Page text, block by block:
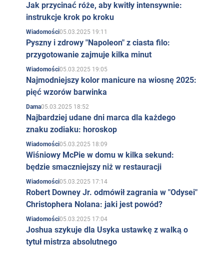
Jak przycinać róże, aby kwitły intensywnie:
instrukcje krok po kroku
Wiadomości05.03.2025 19:11
Pyszny i zdrowy "Napoleon" z ciasta filo:
przygotowanie zajmuje kilka minut
Wiadomości05.03.2025 19:05
Najmodniejszy kolor manicure na wiosnę 2025:
pięć wzorów barwinka
Dama05.03.2025 18:52
Najbardziej udane dni marca dla każdego
znaku zodiaku: horoskop
Wiadomości05.03.2025 18:09
Wiśniowy McPie w domu w kilka sekund:
będzie smaczniejszy niż w restauracji
Wiadomości05.03.2025 17:14
Robert Downey Jr. odmówił zagrania w "Odysei"
Christophera Nolana: jaki jest powód?
Wiadomości05.03.2025 17:04
Joshua szykuje dla Usyka ustawkę z walką o
tytuł mistrza absolutnego